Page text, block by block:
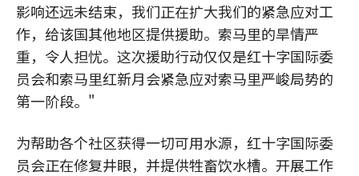
影响还远未结束，我们正在扩大我们的紧急应对工
作，给该国其他地区提供援助。索马里的旱情严
重，令人担忧。这次援助行动仅仅是红十字国际委
员会和索马里红新月会紧急应对索马里严峻局势的
第一阶段。"
为帮助各个社区获得一切可用水源，红十字国际委
员会正在修复井眼，并提供牲畜饮水槽。开展工作